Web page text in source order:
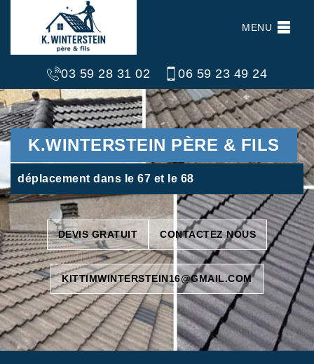
MENU
03 59 28 31 02 06 59 23 49 24
K.WINTERSTEIN PÈRE & FILS
déplacement dans le 67 et le 68
DEVIS GRATUIT CONTACTEZ NOUS
KITTIMWINTERSTEIN16@GMAIL.COM